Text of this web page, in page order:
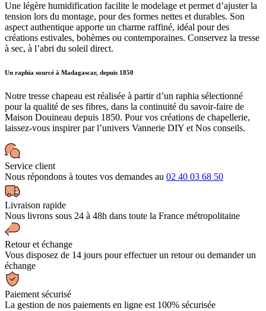
Une légère humidification facilite le modelage et permet d’ajuster la
tension lors du montage, pour des formes nettes et durables. Son
aspect authentique apporte un charme raffiné, idéal pour des
créations estivales, bohèmes ou contemporaines. Conservez la tresse
à sec, à l’abri du soleil direct.
Un raphia sourcé à Madagascar, depuis 1850
Notre tresse chapeau est réalisée à partir d’un raphia sélectionné
pour la qualité de ses fibres, dans la continuité du savoir-faire de
Maison Douineau depuis 1850. Pour vos créations de chapellerie,
laissez-vous inspirer par l’univers Vannerie DIY et Nos conseils.
Service client
Nous répondons à toutes vos demandes au 02 40 03 68 50
Livraison rapide
Nous livrons sous 24 à 48h dans toute la France métropolitaine
Retour et échange
Vous disposez de 14 jours pour effectuer un retour ou demander un
échange
Paiement sécurisé
La gestion de nos paiements en ligne est 100% sécurisée